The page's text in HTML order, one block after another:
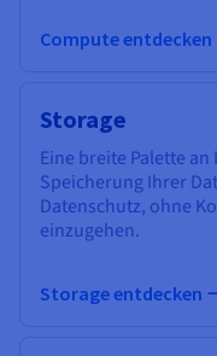
Compute entdecken
Storage
Eine breite Palette
Speicherung Ihrer
Datenschutz, ohne
einzugehen.
Storage entdecken